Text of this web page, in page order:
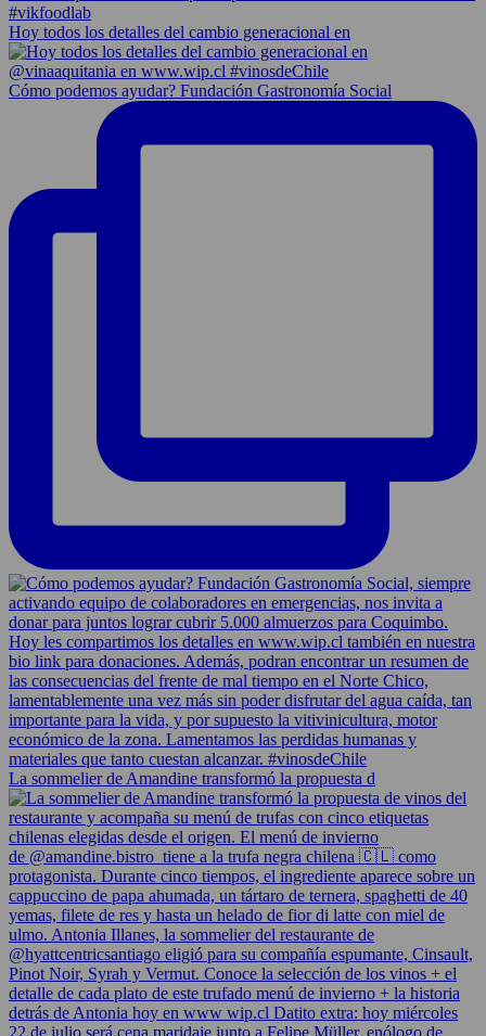
Hoy todos los detalles del cambio generacional en
Cómo podemos ayudar? Fundación Gastronomía Social
La sommelier de Amandine transformó la propuesta d